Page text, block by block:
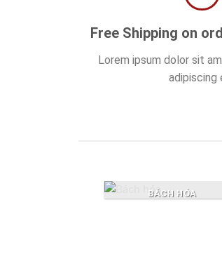
Free Shipping on
Lorem ipsum dolor sit
adipiscing
BÁCH HÓA